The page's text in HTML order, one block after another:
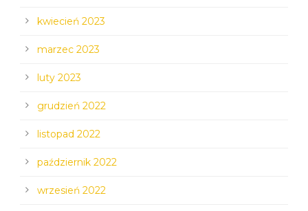
kwiecień 2023
marzec 2023
luty 2023
grudzień 2022
listopad 2022
październik 2022
wrzesień 2022